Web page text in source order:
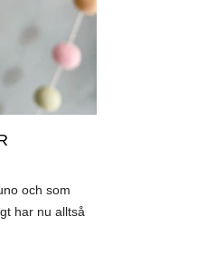
och som
har nu alltså